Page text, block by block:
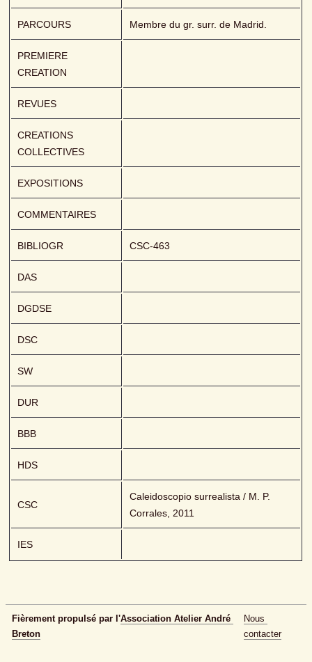
PARCOURS Membre du gr. surr. de Madrid.
PREMIERE
CREATION
REVUES
CREATIONS
COLLECTIVES
EXPOSITIONS
COMMENTAIRES
BIBLIOGR CSC-463
DAS
DGDSE
DSC
SW
DUR
BBB
HDS
CSC
Caleidoscopio surrealista / M. P.
Corrales, 2011
IES
Fièrement propulsé par l'Association Atelier André
Breton
Nous
contacter